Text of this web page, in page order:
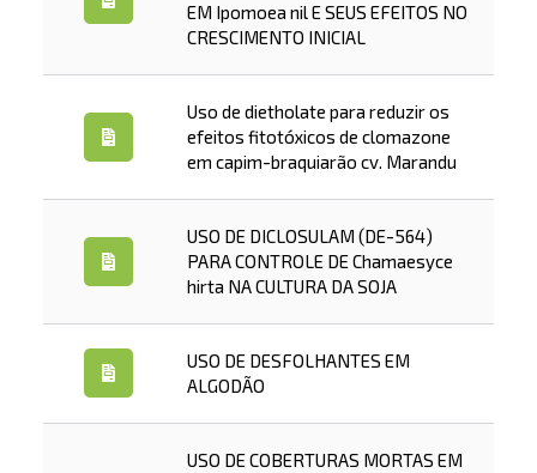
EM Ipomoea nil E SEUS EFEITOS NO
CRESCIMENTO INICIAL
Uso de dietholate para reduzir os
efeitos fitotóxicos de clomazone
em capim-braquiarão cv. Marandu
USO DE DICLOSULAM (DE-564)
PARA CONTROLE DE Chamaesyce
hirta NA CULTURA DA SOJA
USO DE DESFOLHANTES EM
ALGODÃO
USO DE COBERTURAS MORTAS EM